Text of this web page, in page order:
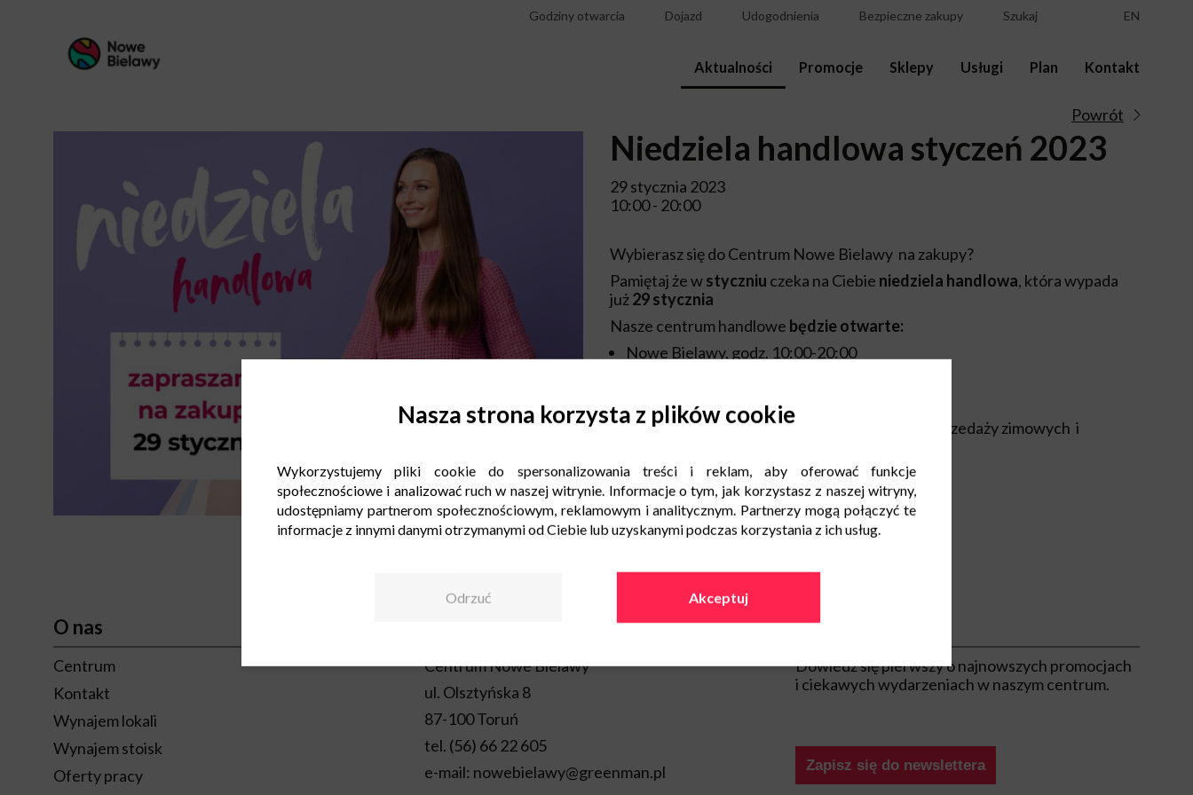
Godziny otwarcia Dojazd Udogodnienia Bezpieczne zakupy Szukaj EN
Aktualności Promocje Sklepy Usługi Plan Kontakt
Powrót
Niedziela handlowa styczeń 2023
29 stycznia 2023
10:00 - 20:00
Wybierasz się do Centrum Nowe Bielawy na zakupy?
Pamiętaj że wstyczniu czeka na Ciebie niedziela handlowa, która wypada
już29 stycznia
Nasze centrum handlowe będzie otwarte:
Nowe Bielawy, godz. 10:00-20:00
To idealny moment, aby skorzystać jeszcze z wyprzedaży zimowych i
Zachęcamy do skorzystania!
Do zobaczenia w Centrum Nowe Bielawy!
O nas
Centrum
Kontakt
Wynajem lokali
Wynajem stoisk
Oferty pracy
Centrum Nowe Bielawy
ul. Olsztyńska 8
87-100 Toruń
tel. (56) 66 22 605
e-mail: nowebielawy@greenman.pl
Bądź na bieżąco
Dowiedz się pierwszy o najnowszych promocjach
i ciekawych wydarzeniach w naszym centrum.
Zapisz się do newslettera
Nasza strona korzysta z plików cookie
Wykorzystujemy pliki cookie do spersonalizowania treści i reklam, aby oferować funkcje
społecznościowe i analizować ruch w naszej witrynie. Informacje o tym, jak korzystasz z naszej witryny,
udostępniamy partnerom społecznościowym, reklamowym i analitycznym. Partnerzy mogą połączyć te
informacje z innymi danymi otrzymanymi od Ciebie lub uzyskanymi podczas korzystania z ich usług.
Odrzuć Akceptuj